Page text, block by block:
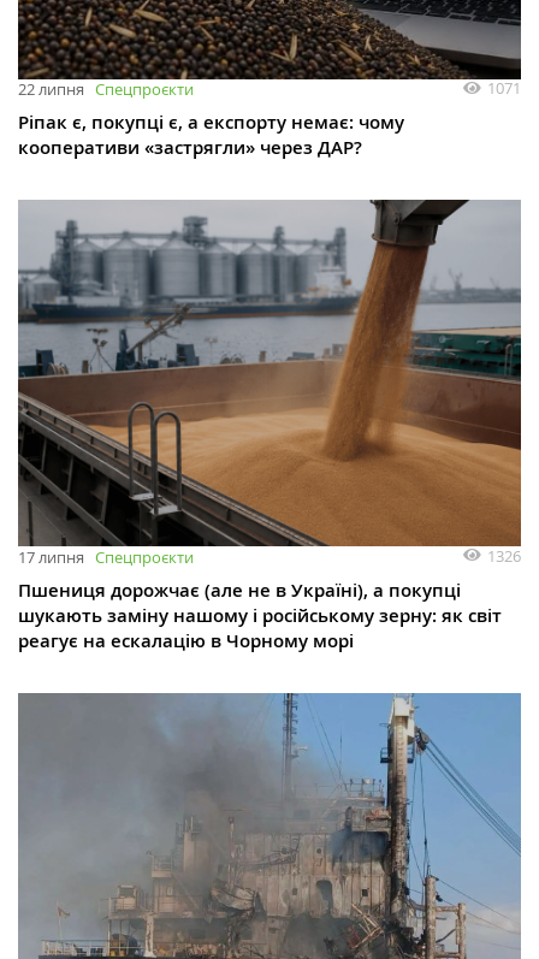
22 липня Спецпроєкти 1071
Ріпак є, покупці є, а експорту немає: чому
кооперативи «застрягли» через ДАР?
17 липня Спецпроєкти 1326
Пшениця дорожчає (але не в Україні), а покупці
шукають заміну нашому і російському зерну: як світ
реагує на ескалацію в Чорному морі